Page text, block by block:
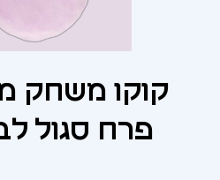
קוקו משחק